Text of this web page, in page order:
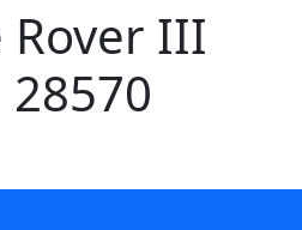
Rover III